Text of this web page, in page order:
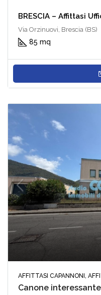
BRESCIA – Affittasi
Via Orzinuovi, Brescia (BS)
85 mq
AFFITTASI CAPANNONI,
Canone interessante